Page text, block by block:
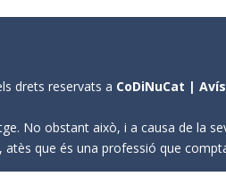
drets reservats a CoDiNuCat |
No obstant això, i a causa de la
que és una professió que